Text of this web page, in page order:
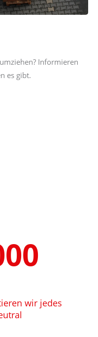
Informieren
es gibt.
wir jedes